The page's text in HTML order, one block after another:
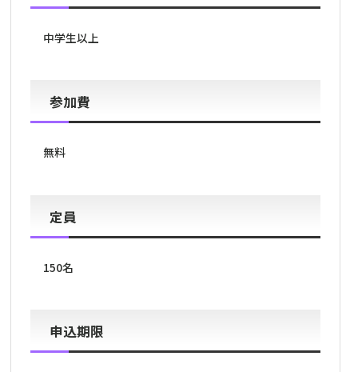
中学生以上
参加費
無料
定員
150名
申込期限